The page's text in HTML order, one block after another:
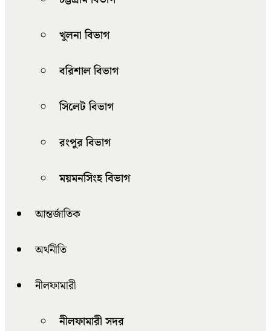
খুলনা বিভাগ
বরিশাল বিভাগ
সিলেট বিভাগ
রংপুর বিভাগ
ময়মনসিংহ বিভাগ
আন্তর্জাতিক
অর্থনীতি
নীলফামারী
নীলফামারী সদর